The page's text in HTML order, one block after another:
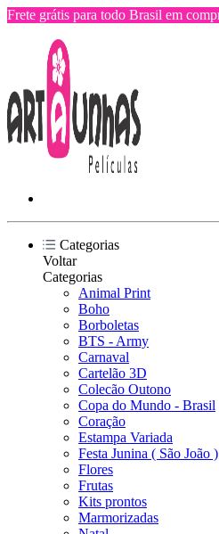
Frete grátis para todo Brasil em
Categorias
Voltar
Categorias
Animal Print
Boho
Borboletas
BTS - Army
Carnaval
Cartelão 3D
Colecão Outono
Copa do Mundo - Brasil
Coração
Estampa Variada
Festa Junina ( São João )
Flores
Frutas
Kits prontos
Marmorizadas